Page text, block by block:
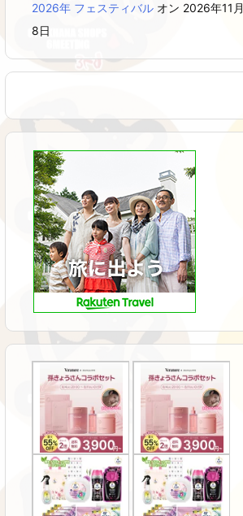
2026年 フェスティバル オン 2026年11月
8日